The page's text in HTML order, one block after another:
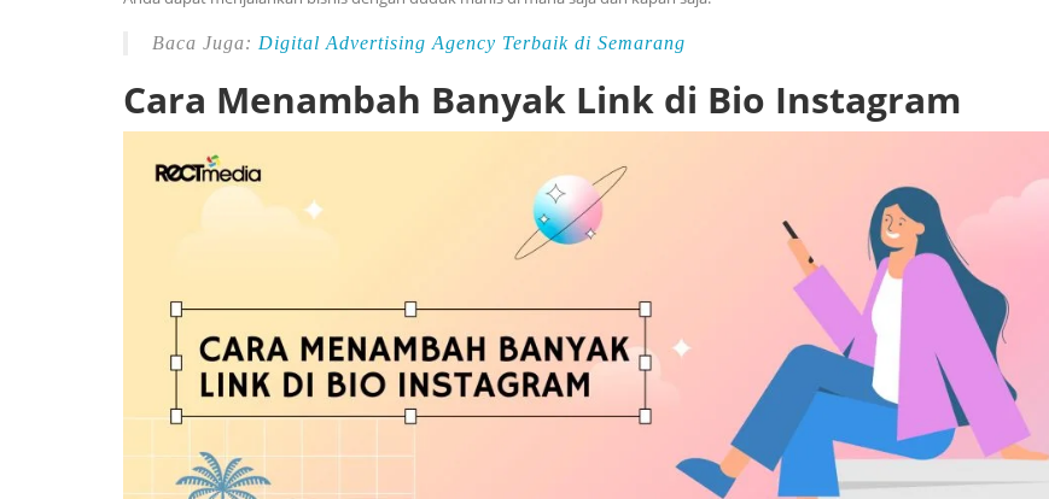
Baca Juga: Digital Advertising Agency Terbaik di Semarang
Cara Menambah Banyak Link di Bio Instagram